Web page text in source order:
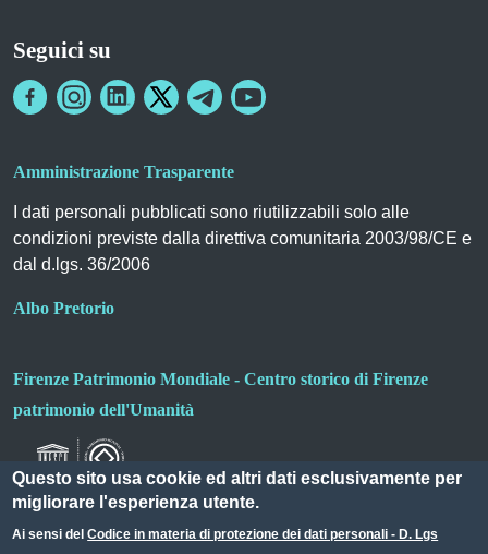
Seguici su
Amministrazione Trasparente
I dati personali pubblicati sono riutilizzabili solo alle
condizioni previste dalla direttiva comunitaria 2003/98/CE e
dal d.lgs. 36/2006
Albo Pretorio
Firenze Patrimonio Mondiale - Centro storico di Firenze
patrimonio dell'Umanità
Questo sito usa cookie ed altri dati esclusivamente per
migliorare l'esperienza utente.
Ai sensi delCodice in materia di protezione dei dati personali - D. Lgs